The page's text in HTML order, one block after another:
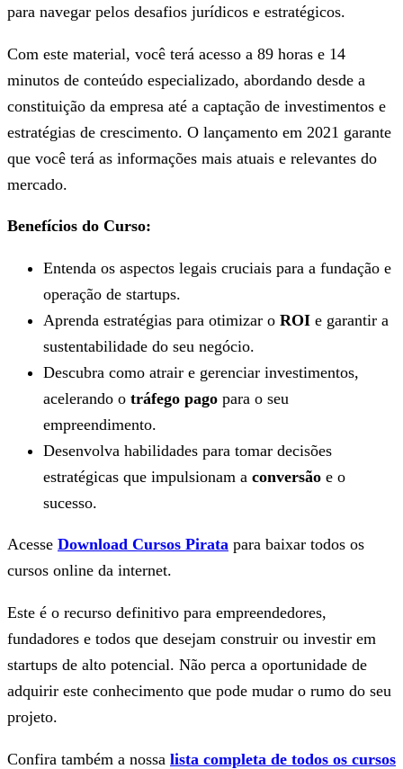
para navegar pelos desafios jurídicos e estratégicos.
Com este material, você terá acesso a 89 horas e 14
minutos de conteúdo especializado, abordando desde a
constituição da empresa até a captação de investimentos e
estratégias de crescimento. O lançamento em 2021 garante
que você terá as informações mais atuais e relevantes do
mercado.
Benefícios do Curso:
Entenda os aspectos legais cruciais para a fundação e
operação de startups.
Aprenda estratégias para otimizar o ROI e garantir a
sustentabilidade do seu negócio.
Descubra como atrair e gerenciar investimentos,
acelerando o tráfego pago para o seu
empreendimento.
Desenvolva habilidades para tomar decisões
estratégicas que impulsionam a conversão e o
sucesso.
Acesse Download Cursos Pirata para baixar todos os
cursos online da internet.
Este é o recurso definitivo para empreendedores,
fundadores e todos que desejam construir ou investir em
startups de alto potencial. Não perca a oportunidade de
adquirir este conhecimento que pode mudar o rumo do seu
projeto.
Confira também a nossa lista completa de todos os cursos